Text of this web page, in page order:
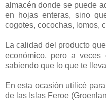
almacén donde se puede
en hojas enteras, sino
cogotes, cocochas, lomos,
La calidad del producto
económico, pero a veces
sabiendo que lo que te
En esta ocasión utilicé
de las Islas Feroe